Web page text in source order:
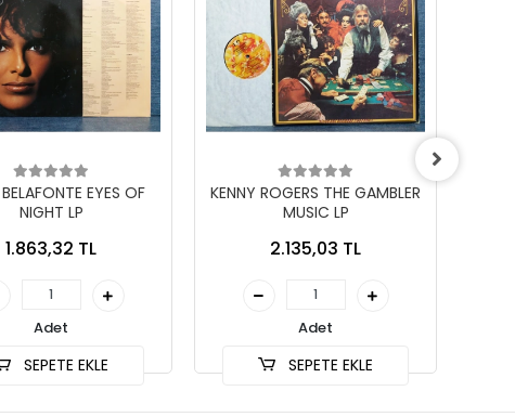
EYES OF
NIGHT LP
1.863,32 TL
Adet
SEPETE EKLE
KENNY ROGERS THE GAMBLER
MUSIC LP
2.135,03 TL
Adet
SEPETE EKLE